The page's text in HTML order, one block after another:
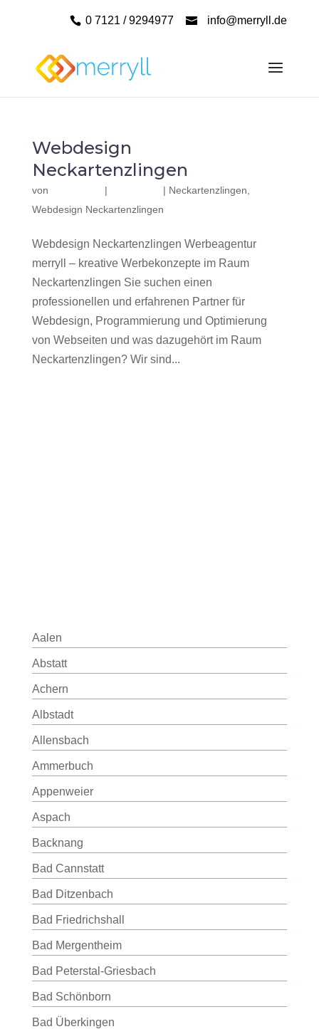
0 7121 / 9294977 info@merryll.de
Webdesign
Neckartenzlingen
von | | Neckartenzlingen
Webdesign Neckartenzlingen
Webdesign Neckartenzlingen Werbeagentur
merryll – kreative Werbekonzepte im Raum
Neckartenzlingen Sie suchen einen
professionellen und erfahrenen Partner für
Webdesign, Programmierung und Optimierung
von Webseiten und was dazugehört im Raum
Neckartenzlingen? Wir sind...
Aalen
Abstatt
Achern
Albstadt
Allensbach
Ammerbuch
Appenweier
Aspach
Backnang
Bad Cannstatt
Bad Ditzenbach
Bad Friedrichshall
Bad Mergentheim
Bad Peterstal-Griesbach
Bad Schönborn
Bad Überkingen